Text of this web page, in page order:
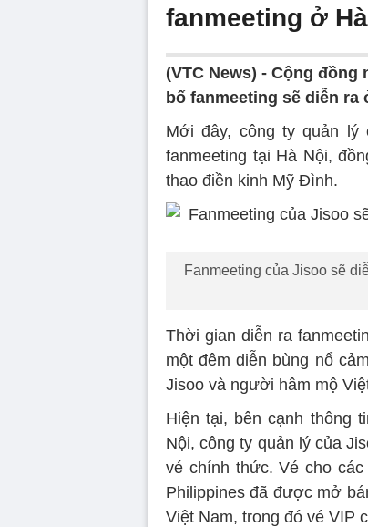
fanmeeting ở
(VTC News) - Cộng đồng
bố fanmeeting sẽ diễn
Mới đây, công ty quản lý
fanmeeting tại Hà Nội,
thao điền kinh Mỹ Đình.
Fanmeeting của Jisoo sẽ
Thời gian diễn ra
một đêm diễn bùng nổ
Jisoo và người hâm mộ
Hiện tại, bên cạnh thông
Nội, công ty quản lý của
vé chính thức. Vé cho
Philippines đã được mở
Việt Nam, trong đó vé VIP